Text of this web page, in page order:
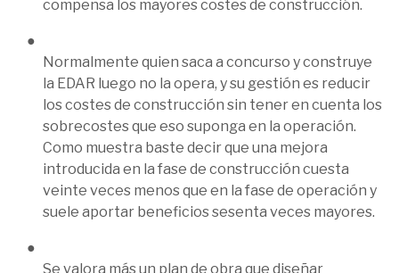
compensa los mayores costes de construcción.
Normalmente quien saca a concurso y construye
la EDAR luego no la opera, y su gestión es reducir
los costes de construcción sin tener en cuenta los
sobrecostes que eso suponga en la operación.
Como muestra baste decir que una mejora
introducida en la fase de construcción cuesta
veinte veces menos que en la fase de operación y
suele aportar beneficios sesenta veces mayores.
Se valora más un plan de obra que diseñar